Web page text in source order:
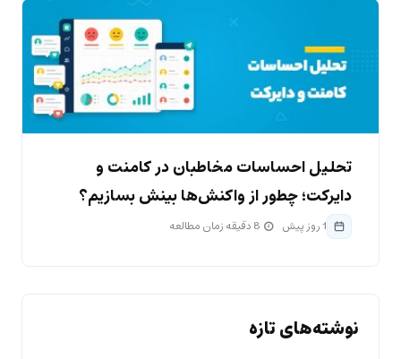
تحلیل احساسات مخاطبان در کامنت و
دایرکت؛ چطور از واکنش‌ها بینش بسازیم؟
1 روز پیش 8 دقیقه زمان مطالعه
نوشته‌های تازه